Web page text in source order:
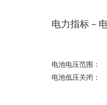
电力指标－
电池电压范
电池低压关